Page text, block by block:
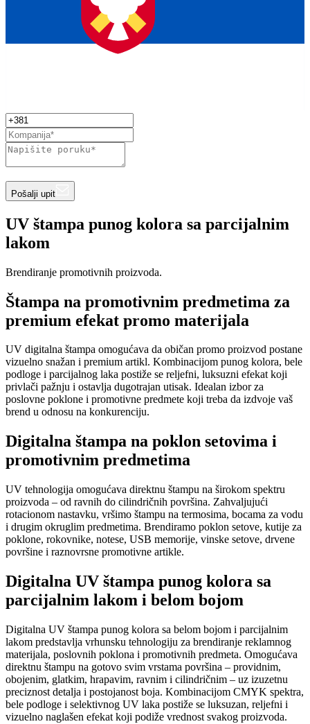
Pošalji upit
UV štampa punog kolora sa parcijalnim
lakom
Brendiranje promotivnih proizvoda.
Štampa na promotivnim predmetima za
premium efekat promo materijala
UV digitalna štampa omogućava da običan promo proizvod postane
vizuelno snažan i premium artikl. Kombinacijom punog kolora, bele
podloge i parcijalnog laka postiže se reljefni, luksuzni efekat koji
privlači pažnju i ostavlja dugotrajan utisak. Idealan izbor za
poslovne poklone i promotivne predmete koji treba da izdvoje vaš
brend u odnosu na konkurenciju.
Digitalna štampa na poklon setovima i
promotivnim predmetima
UV tehnologija omogućava direktnu štampu na širokom spektru
proizvoda – od ravnih do cilindričnih površina. Zahvaljujući
rotacionom nastavku, vršimo štampu na termosima, bocama za vodu
i drugim okruglim predmetima. Brendiramo poklon setove, kutije za
poklone, rokovnike, notese, USB memorije, vinske setove, drvene
površine i raznovrsne promotivne artikle.
Digitalna UV štampa punog kolora sa
parcijalnim lakom i belom bojom
Digitalna UV štampa punog kolora sa belom bojom i parcijalnim
lakom predstavlja vrhunsku tehnologiju za brendiranje reklamnog
materijala, poslovnih poklona i promotivnih predmeta. Omogućava
direktnu štampu na gotovo svim vrstama površina – providnim,
obojenim, glatkim, hrapavim, ravnim i cilindričnim – uz izuzetnu
preciznost detalja i postojanost boja. Kombinacijom CMYK spektra,
bele podloge i selektivnog UV laka postiže se luksuzan, reljefni i
vizuelno naglašen efekat koji podiže vrednost svakog proizvoda.